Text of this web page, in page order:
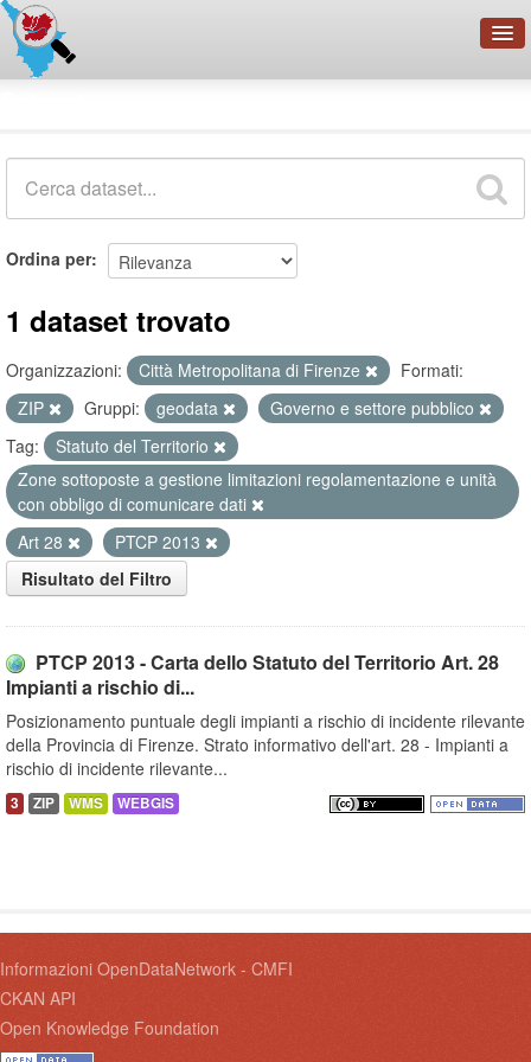
Organizzazioni
Ordina per
1 dataset trovato
Organizzazioni: Città Metropolitana di Firenze
Formati:
ZIP
Gruppi: geodata
Governo e settore pubblico
Tag:
Statuto del Territorio
Zone sottoposte a gestione limitazioni regolamentazione e unità
con obbligo di comunicare dati
Art 28
PTCP 2013
Risultato del Filtro
PTCP 2013 - Carta dello Statuto del Territorio Art. 28
Impianti a rischio di...
Posizionamento puntuale degli impianti a rischio di incidente rilevante
della Provincia di Firenze. Strato informativo dell'art. 28 - Impianti a
rischio di incidente rilevante...
3 ZIP WMS WEBGIS
Informazioni OpenDataNetwork - CMFI
CKAN API
Open Knowledge Foundation